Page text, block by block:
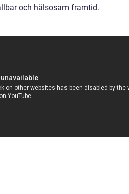
och hälsosam framtid.